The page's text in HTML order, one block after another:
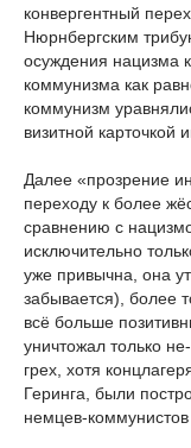
конвергентный
Нюрнбергским
осуждения нацизма
коммунизма как
коммунизм
визитной карточкой
Далее «прозрение
переходу к более
сравнению с
исключительно
уже привычна, она
забывается), более
всё больше
уничтожал только
грех, хотя
Геринга, были
немцев-коммунистов